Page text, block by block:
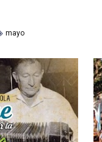
mayo